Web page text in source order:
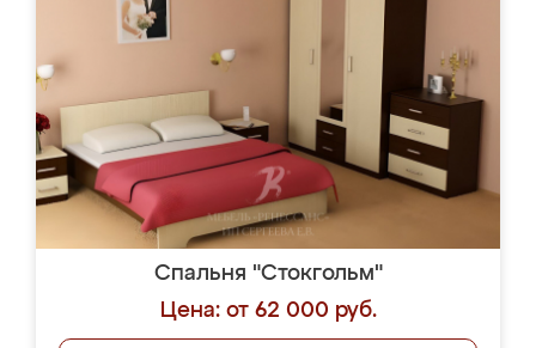
Спальня "Стокгольм"
Цена: от 62 000 руб.